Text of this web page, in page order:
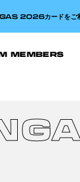
2026カードをご利用
MEMBERS